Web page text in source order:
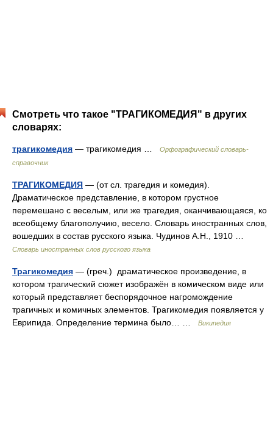
Смотреть что такое "ТРАГИКОМЕДИЯ" в других
словарях:
трагикомедия — трагикомедия …
Орфографический словарь-
справочник
ТРАГИКОМЕДИЯ — (от сл. трагедия и комедия).
Драматическое представление, в котором грустное
перемешано с веселым, или же трагедия, оканчивающаяся, ко
всеобщему благополучию, весело. Словарь иностранных слов,
вошедших в состав русского языка. Чудинов А.Н., 1910 …
Словарь иностранных слов русского языка
Трагикомедия — (греч.) драматическое произведение, в
котором трагический сюжет изображён в комическом виде или
который представляет беспорядочное нагромождение
трагичных и комичных элементов. Трагикомедия появляется у
Еврипида. Определение термина было… …
Википедия